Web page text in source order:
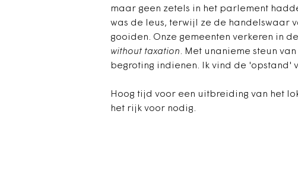
maar geen zetels in het parlement
was de leus, terwijl ze de handelswaar
gooiden. Onze gemeenten verkeren in
without taxation. Met unanieme steun
begroting indienen. Ik vind de 'opstand'
Hoog tijd voor een uitbreiding van het
het rijk voor nodig.